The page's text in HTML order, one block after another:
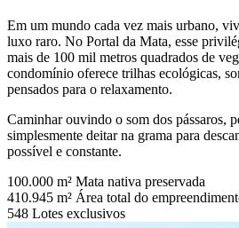
Em um mundo cada vez mais urbano,
luxo raro. No Portal da Mata, esse
mais de 100 mil metros quadrados de
condomínio oferece trilhas ecológicas,
pensados para o relaxamento.
Caminhar ouvindo o som dos pássaros,
simplesmente deitar na grama para
possível e constante.
100.000 m² Mata nativa preservada
410.945 m² Área total do
548 Lotes exclusivos